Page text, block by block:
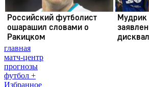
главная
матч-центр
прогнозы
футбол +
Избранное